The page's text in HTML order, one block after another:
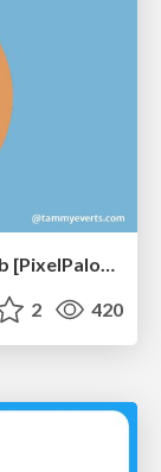
The Hidden Cost of Media on the Web [PixelPalooza 2025]
2 420